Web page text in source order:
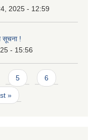
2025 - 12:59
सूचना !
- 15:56
5 6
»